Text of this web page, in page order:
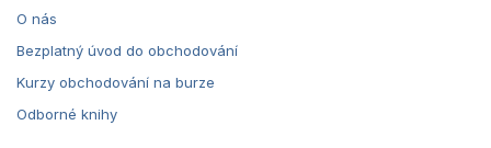
O nás
Bezplatný úvod do obchodování
Kurzy obchodování na burze
Odborné knihy